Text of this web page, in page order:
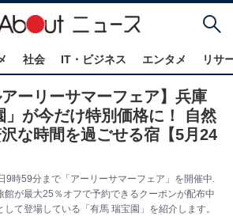
社会 IT・ビジネス エンタメ リサ
アーリーサマーフェア】兵庫
」が今だけ特別価格に！ 自然
な時間を過ごせる宿【5月24
9時59分まで「アーリーサマーフェア」を開催中.
館が最大25％オフで予約できるクーポンが配布中
て登場している「有馬 瑞宝園」を紹介します。